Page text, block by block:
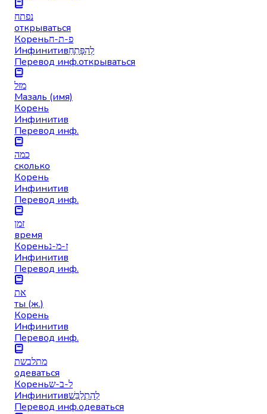
נפתח
открываться
Кореньפ-ת-ח
Инфинитивלְהִפָּתֵחַ
Перевод инф.открываться
מזל
Мазаль (имя)
Корень
Инфинитив
Перевод инф.
כמה
сколько
Корень
Инфинитив
Перевод инф.
זמן
время
Кореньז-מ-נ
Инфинитив
Перевод инф.
את
ты (ж.)
Корень
Инфинитив
Перевод инф.
מתלבשת
одеваться
Кореньל-ב-ש
Инфинитивלְהִתְלַבֵּשׁ
Перевод инф.одеваться